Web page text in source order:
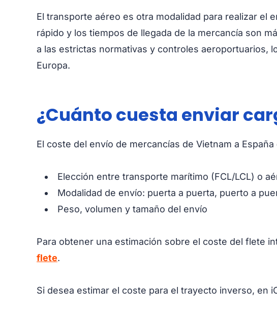
El transporte aéreo es otra modalidad para realizar el
rápido y los tiempos de llegada de la mercancía son
a las estrictas normativas y controles aeroportuarios,
Europa.
¿Cuánto cuesta enviar
El coste del envío de mercancías de Vietnam a
Elección entre transporte marítimo (FCL/LCL) o
Modalidad de envío: puerta a puerta, puerto a
Peso, volumen y tamaño del envío
Para obtener una estimación sobre el coste del flete
flete.
Si desea estimar el coste para el trayecto inverso, en